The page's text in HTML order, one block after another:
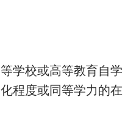
学校或高等教育自学
程度或同等学力的在